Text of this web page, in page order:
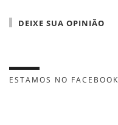
DEIXE SUA OPINIÃO
ESTAMOS NO FACEBOOK